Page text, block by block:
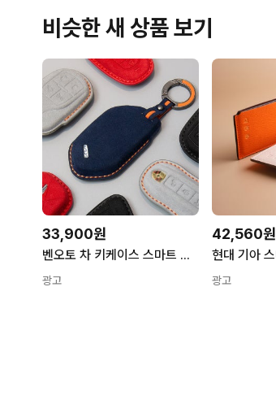
비슷한 새 상품 보기
33,900원
벤오토 차 키케이스 스마트 알칸타라 가죽 자동차 키커버 키홀더 전차종
광고
42,560원
광고